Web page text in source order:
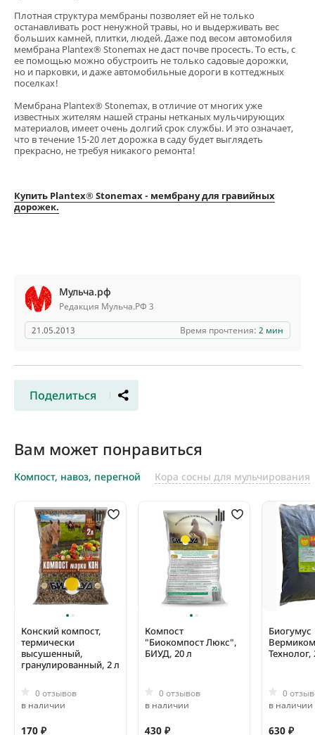
Плотная структура мембраны позволяет ей не только
останавливать рост ненужной травы, но и выдерживать вес
больших камней, плитки, людей. Даже под весом автомобиля
мембрана Plantex® Stonemax не даст почве просесть. То есть, с
ее помощью можно обустроить не только садовые дорожки,
но и парковки, и даже автомобильные дороги в коттеджных
поселках!
Мембрана Plantex® Stonemax, в отличие от многих уже
известных жителям нашей страны нетканых мульчирующих
материалов, имеет очень долгий срок службы. И это означает,
что в течение 15-20 лет дорожка в саду будет выглядеть
прекрасно, не требуя никакого ремонта!
Купить Plantex® Stonemax - мембрану для гравийных
дорожек.
Мульча.рф
Редакция Мульча.РФ 3
21.05.2013
Время прочтения: 2 мин
Поделиться
Вам может понравиться
Компост, навоз, перегной Кора сосны для мульчирования
Конский компост,
термически
высушенный,
гранулированный, 2 л
0 отзывов
в наличии
170 ₽
Компост
"Биокомпост Люкс",
БИУД, 20 л
0 отзывов
в наличии
430 ₽
Биогумус
Технолог,
0
в наличии
630 ₽